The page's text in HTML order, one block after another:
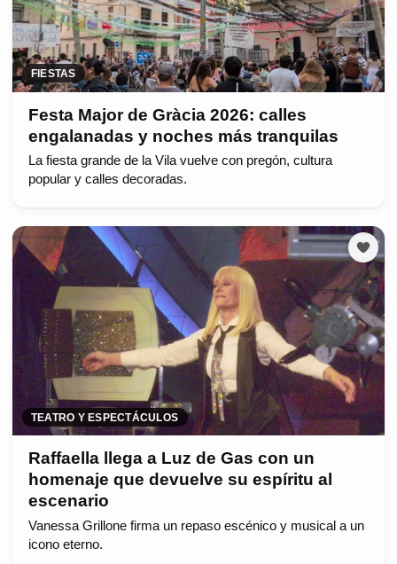
FIESTAS
Festa Major de Gràcia 2026: calles
engalanadas y noches más tranquilas
La fiesta grande de la Vila vuelve con pregón, cultura
popular y calles decoradas.
TEATRO Y ESPECTÁCULOS
Raffaella llega a Luz de Gas con un
homenaje que devuelve su espíritu al
escenario
Vanessa Grillone firma un repaso escénico y musical a un
icono eterno.